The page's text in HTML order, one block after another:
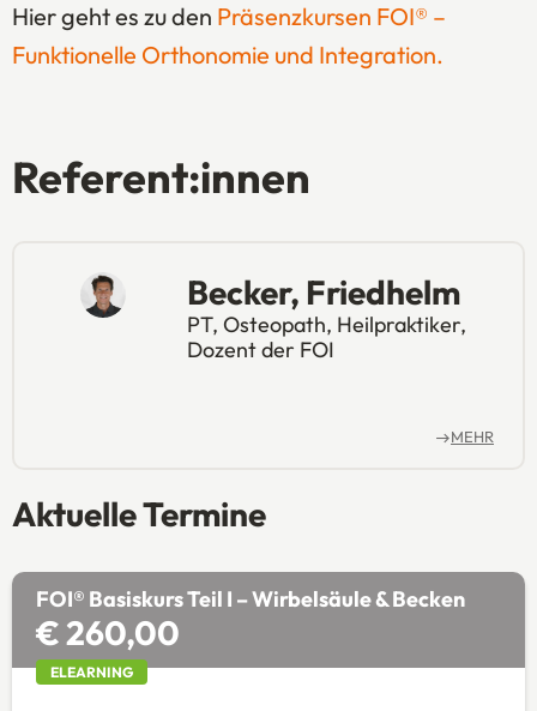
Hier geht es zu den Präsenzkursen FOI® –
Funktionelle Orthonomie und Integration.
Referent:innen
Becker, Friedhelm
PT, Osteopath, Heilpraktiker,
Dozent der FOI
MEHR
Aktuelle Termine
FOI® Basiskurs Teil I – Wirbelsäule & Becken
€ 260,00
ELEARNING